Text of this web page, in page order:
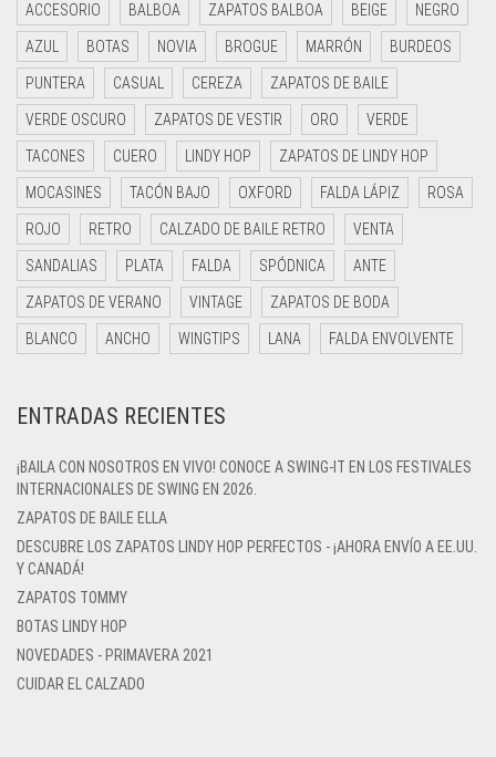
ACCESORIO BALBOA ZAPATOS BALBOA BEIGE NEGRO
AZUL BOTAS NOVIA BROGUE MARRÓN BURDEOS
PUNTERA CASUAL CEREZA ZAPATOS DE BAILE
VERDE OSCURO ZAPATOS DE VESTIR ORO VERDE
TACONES CUERO LINDY HOP ZAPATOS DE LINDY HOP
MOCASINES TACÓN BAJO OXFORD FALDA LÁPIZ ROSA
ROJO RETRO CALZADO DE BAILE RETRO VENTA
SANDALIAS PLATA FALDA SPÓDNICA ANTE
ZAPATOS DE VERANO VINTAGE ZAPATOS DE BODA
BLANCO ANCHO WINGTIPS LANA FALDA ENVOLVENTE
ENTRADAS RECIENTES
¡BAILA CON NOSOTROS EN VIVO! CONOCE A SWING-IT EN LOS FESTIVALES
INTERNACIONALES DE SWING EN 2026.
ZAPATOS DE BAILE ELLA
DESCUBRE LOS ZAPATOS LINDY HOP PERFECTOS - ¡AHORA ENVÍO A EE.UU.
Y CANADÁ!
ZAPATOS TOMMY
BOTAS LINDY HOP
NOVEDADES - PRIMAVERA 2021
CUIDAR EL CALZADO